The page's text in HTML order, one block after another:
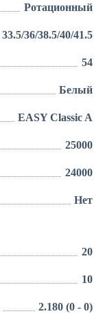
Ротационный
33.5/36/38.5/40/41.5
54
Белый
EASY Classic A
25000
24000
Нет
20
10
2.180 (0 - 0)